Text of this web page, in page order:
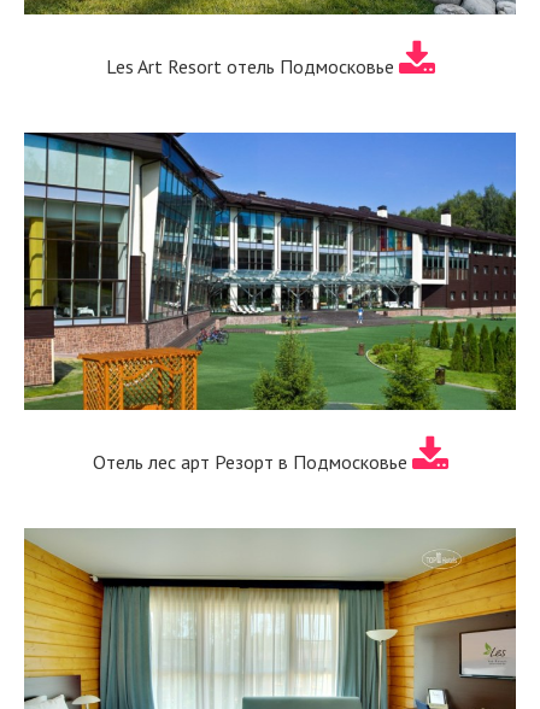
Les Art Resort отель Подмосковье
Отель лес арт Резорт в Подмосковье